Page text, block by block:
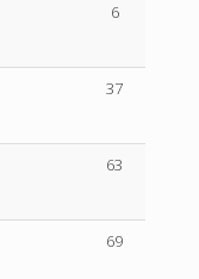
6
37
63
69